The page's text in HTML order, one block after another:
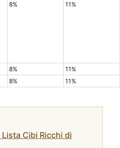
8% 11%
8%
11%
8% 11%
Cibi Ricchi di